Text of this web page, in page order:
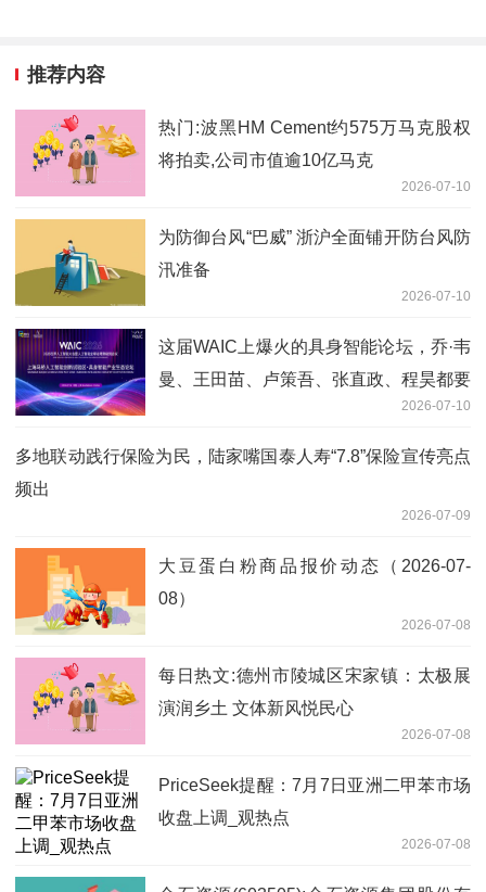
推荐内容
热门:波黑HM Cement约575万马克股权
将拍卖,公司市值逾10亿马克
2026-07-10
为防御台风“巴威” 浙沪全面铺开防台风防
汛准备
2026-07-10
这届WAIC上爆火的具身智能论坛，乔·韦
曼、王田苗、卢策吾、张直政、程昊都要
2026-07-10
多地联动践行保险为民，陆家嘴国泰人寿“7.8”保险宣传亮点
频出
2026-07-09
大豆蛋白粉商品报价动态（2026-07-
08）
2026-07-08
每日热文:德州市陵城区宋家镇：太极展
演润乡土 文体新风悦民心
2026-07-08
PriceSeek提醒：7月7日亚洲二甲苯市场
收盘上调_观热点
2026-07-08